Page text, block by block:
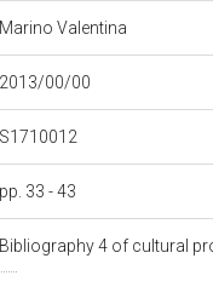
Marino Valentina
2013/00/00
S1710012
pp. 33 - 43
Bibliography 4 of cultural